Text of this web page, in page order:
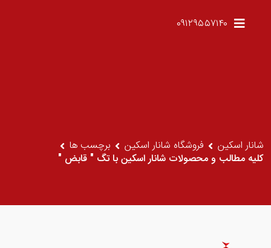
۰۹۱۲۹۵۵۷۱۴۰
شانار اسکین فروشگاه شانار اسکین
برچسب ها
کلیه مطالب و محصولات شانار اسکین با تگ " قابض "